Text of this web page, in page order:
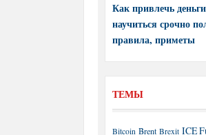
Как привлечь
научиться срочно
правила, приметы
ТЕМЫ
Bitcoin Brent Brexit ICE